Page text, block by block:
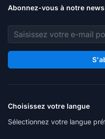
Abonnez-vous à notre
Adresse e-mail
Choisissez votre langue
Sélectionnez votre langue